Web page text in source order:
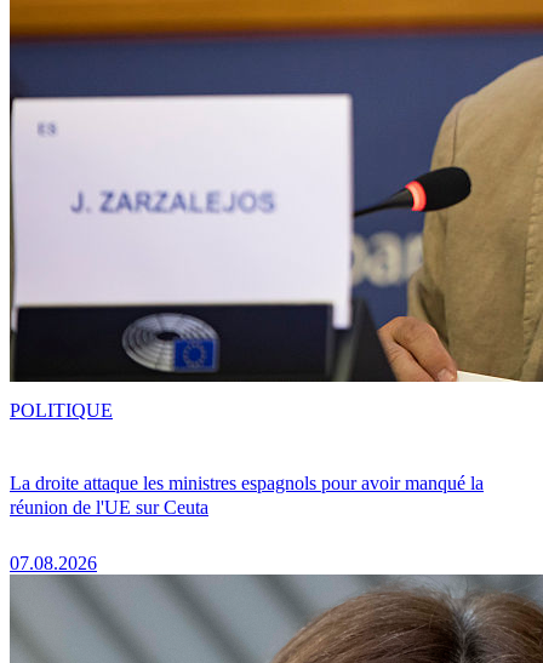
La droite attaque les ministres espagnols pour avoir manqué la
réunion de l'UE sur Ceuta
07.08.2026
POLITIQUE